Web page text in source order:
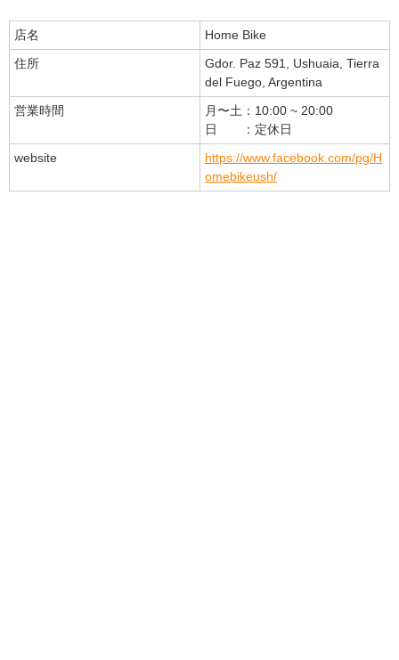
店名
Home Bike
住所
Gdor. Paz 591, Ushuaia, Tierra
del Fuego, Argentina
営業時間
月〜土：10:00 ~ 20:00
日 ：定休日
website
https://www.facebook.com/pg/H
omebikeush/